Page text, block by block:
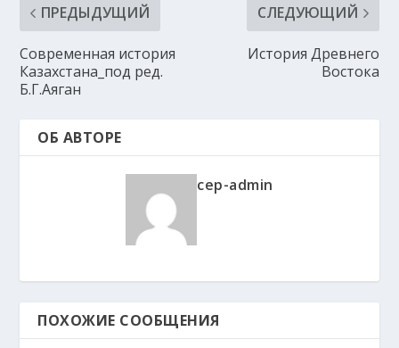
ПРЕДЫДУЩИЙ
Современная история
Казахстана_под ред.
Б.Г.Аяган
СЛЕДУЮЩИЙ
История Древнего
Востока
ОБ АВТОРЕ
cep-admin
ПОХОЖИЕ СООБЩЕНИЯ